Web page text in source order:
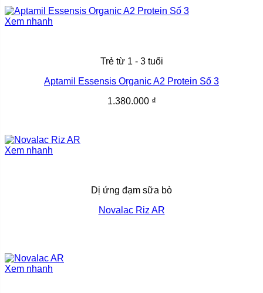
[popup_anything
id="1948"]
1.35 x 10^7 cfu
Xem nhanh
Trẻ từ 1 - 3 tuổi
Aptamil Essensis Organic A2 Protein Số 3
1.380.000 ₫
Xem nhanh
Dị ứng đạm sữa bò
Novalac Riz AR
Xem nhanh